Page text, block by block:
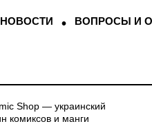
НОВОСТИ ВОПРОСЫ И